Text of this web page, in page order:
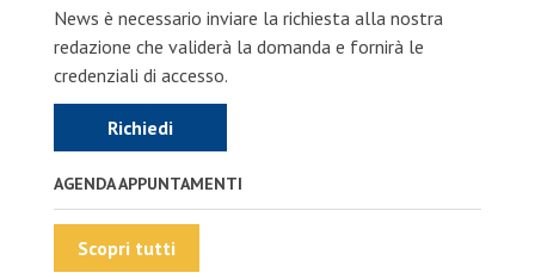
News è necessario inviare la richiesta alla nostra
redazione che validerà la domanda e fornirà le
credenziali di accesso.
Richiedi
AGENDA APPUNTAMENTI
Scopri tutti